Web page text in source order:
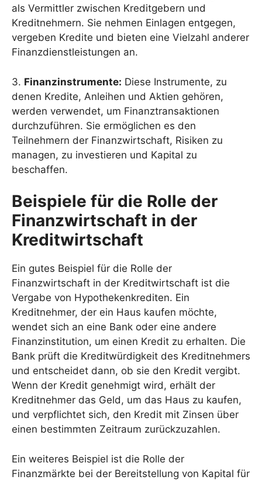
als Vermittler zwischen Kreditgebern und
Kreditnehmern. Sie nehmen Einlagen entgegen,
vergeben Kredite und bieten eine Vielzahl anderer
Finanzdienstleistungen an.
3. Finanzinstrumente: Diese Instrumente, zu
denen Kredite, Anleihen und Aktien gehören,
werden verwendet, um Finanztransaktionen
durchzuführen. Sie ermöglichen es den
Teilnehmern der Finanzwirtschaft, Risiken zu
managen, zu investieren und Kapital zu
beschaffen.
Beispiele für die Rolle der
Finanzwirtschaft in der
Kreditwirtschaft
Ein gutes Beispiel für die Rolle der
Finanzwirtschaft in der Kreditwirtschaft ist die
Vergabe von Hypothekenkrediten. Ein
Kreditnehmer, der ein Haus kaufen möchte,
wendet sich an eine Bank oder eine andere
Finanzinstitution, um einen Kredit zu erhalten. Die
Bank prüft die Kreditwürdigkeit des Kreditnehmers
und entscheidet dann, ob sie den Kredit vergibt.
Wenn der Kredit genehmigt wird, erhält der
Kreditnehmer das Geld, um das Haus zu kaufen,
und verpflichtet sich, den Kredit mit Zinsen über
einen bestimmten Zeitraum zurückzuzahlen.
Ein weiteres Beispiel ist die Rolle der
Finanzmärkte bei der Bereitstellung von Kapital für